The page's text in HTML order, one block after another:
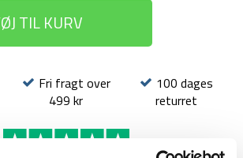
TIL KURV
Fri fragt over
499 kr
100 dages
returret